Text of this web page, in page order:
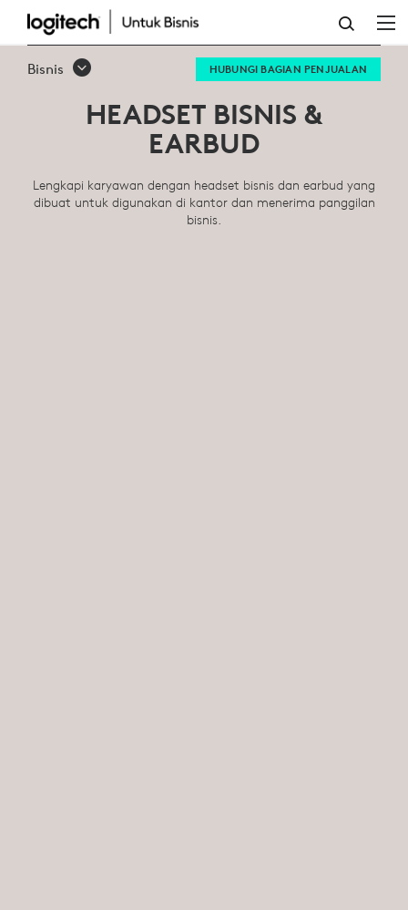
HEADSET
BISNIS
EARBUD
Bisnis HUBUNGI BAGIAN PENJUALAN
HEADSET BISNIS &
EARBUD
Lengkapi karyawan dengan headset bisnis dan earbud yang
dibuat untuk digunakan di kantor dan menerima panggilan
bisnis.